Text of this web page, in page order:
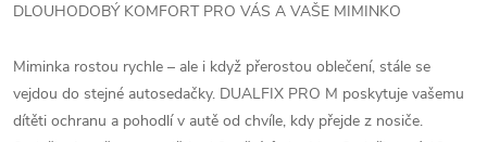
DLOUHODOBÝ KOMFORT PRO VÁS A VAŠE MIMINKO
Miminka rostou rychle – ale i když přerostou oblečení, stále se
vejdou do stejné autosedačky. DUALFIX PRO M poskytuje vašemu
dítěti ochranu a pohodlí v autě od chvíle, kdy přejde z nosiče.